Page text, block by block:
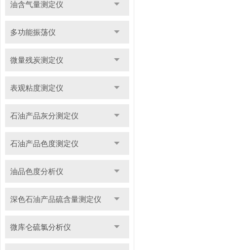
油含气量测定仪
多功能振荡仪
微量残炭测定仪
表观粘度测定仪
石油产品灰分测定仪
石油产品色度测定仪
油品色度分析仪
深色石油产品硫含量测定仪
微库仑硫氯分析仪